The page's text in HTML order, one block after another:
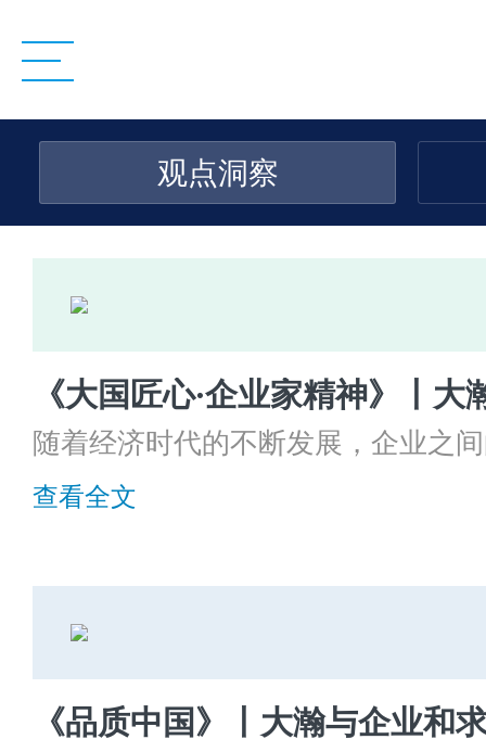
观点洞察
随着经济时代的不断发展，企业之
为企业竞争的软实力，一直都是企
查看全文